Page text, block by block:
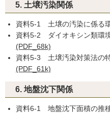
5. 土壌汚染関係
資料5-1 土壌の汚染に係る
資料5-2 ダイオキシン類環
(PDF_68k)
資料5-3 土壌汚染対策法の
(PDF_61k)
6. 地盤沈下関係
資料6-1 地盤沈下面積の推